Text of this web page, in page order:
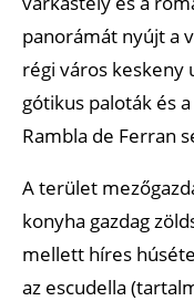
panorámát nyújt a
régi város keskeny
gótikus paloták és
Rambla de Ferran
A terület
konyha gazdag
mellett híres
az escudella